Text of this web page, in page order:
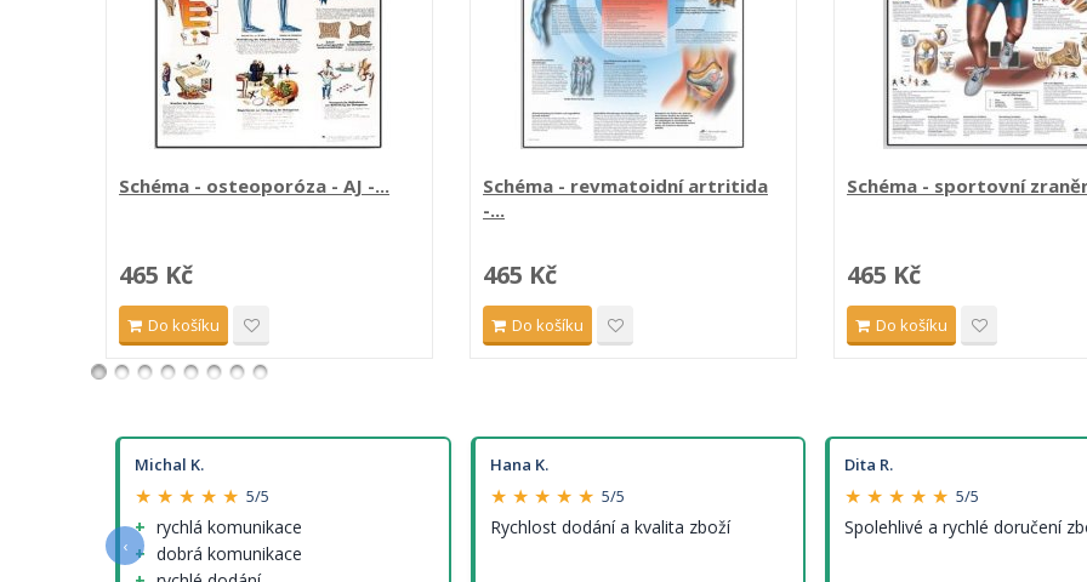
Schéma - osteoporóza - AJ -...
465 Kč
Do košíku
Schéma - revmatoidní artritida
-...
465 Kč
Do košíku
Schéma - sportovní
465 Kč
Do košíku
Michal K.
★ ★ ★ ★ ★ 5/5
rychlá komunikace
dobrá komunikace
Hana K.
★ ★ ★ ★ ★ 5/5
Rychlost dodání a kvalita zboží
Dita R.
★ ★ ★ ★ ★ 5/5
Spolehlivé a rychlé doručení
‹